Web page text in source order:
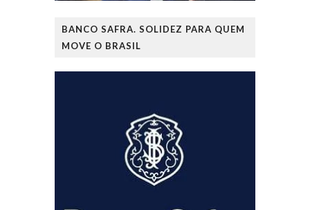
BANCO SAFRA. SOLIDEZ PARA QUEM
MOVE O BRASIL